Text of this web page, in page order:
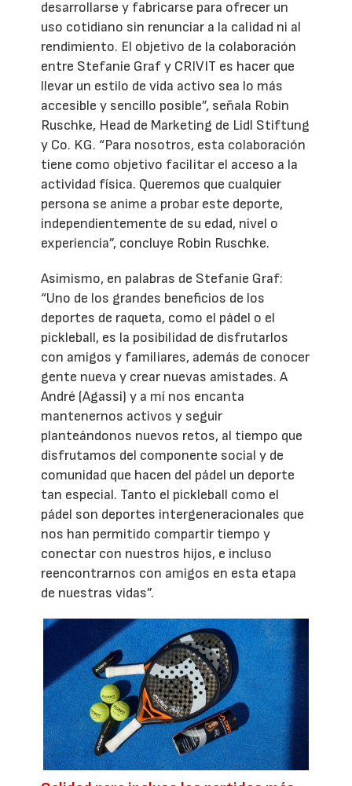
desarrollarse y fabricarse para ofrecer un
uso cotidiano sin renunciar a la calidad ni al
rendimiento. El objetivo de la colaboración
entre Stefanie Graf y CRIVIT es hacer que
llevar un estilo de vida activo sea lo más
accesible y sencillo posible”, señala Robin
Ruschke, Head de Marketing de Lidl Stiftung
y Co. KG. “Para nosotros, esta colaboración
tiene como objetivo facilitar el acceso a la
actividad física. Queremos que cualquier
persona se anime a probar este deporte,
independientemente de su edad, nivel o
experiencia”, concluye Robin Ruschke.
Asimismo, en palabras de Stefanie Graf:
“Uno de los grandes beneficios de los
deportes de raqueta, como el pádel o el
pickleball, es la posibilidad de disfrutarlos
con amigos y familiares, además de conocer
gente nueva y crear nuevas amistades. A
André (Agassi) y a mí nos encanta
mantenernos activos y seguir
planteándonos nuevos retos, al tiempo que
disfrutamos del componente social y de
comunidad que hacen del pádel un deporte
tan especial. Tanto el pickleball como el
pádel son deportes intergeneracionales que
nos han permitido compartir tiempo y
conectar con nuestros hijos, e incluso
reencontrarnos con amigos en esta etapa
de nuestras vidas”.